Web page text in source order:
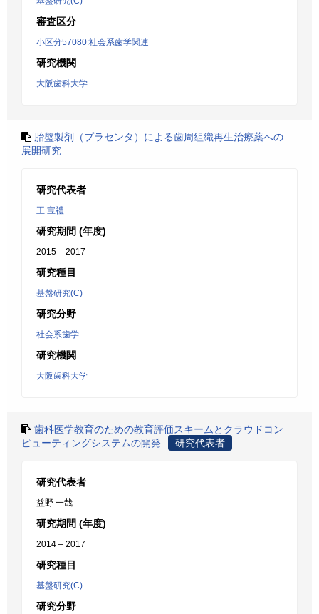
審査区分
小区分57080:社会系歯学関連
研究機関
大阪歯科大学
胎盤製剤（プラセンタ）による歯周組織再生治療薬への
展開研究
研究代表者
王 宝禮
研究期間 (年度)
2015 – 2017
研究種目
基盤研究(C)
研究分野
社会系歯学
研究機関
大阪歯科大学
歯科医学教育のための教育評価スキームとクラウドコン
ピューティングシステムの開発
研究代表者
研究代表者
益野 一哉
研究期間 (年度)
2014 – 2017
研究種目
基盤研究(C)
研究分野